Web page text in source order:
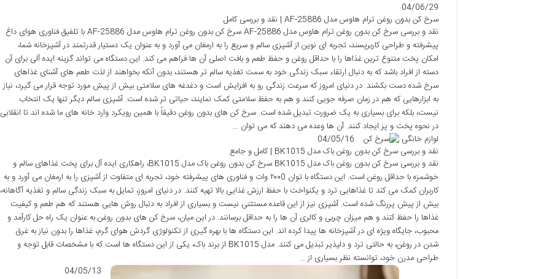
04/06/29
سرخ کن بدون روغن ترام هاوس مدل AF-25886 | نقد و بررسی کامل
نقد و بررسی سرخ کن بدون روغن ترام هاوس مدل AF-25886 سرخ کن بدون روغن ترام هاوس مدل AF-25886 با تلفیق فناوری هوای داغ
پیشرفته و طراحی کاربرپسند، تجربه ای نوین از آشپزی سالم و سریع را به ارمغان می آورد و به عنوان یک دستیار قدرتمند در آشپزخانه شما،
امکان پخت متنوع ترین غذاها را با حداقل روغن و حفظ طعم و بافت اصلی آن ها فراهم می کند. این دستگاه می تواند گزینه ایده آلی برای آن
دسته از افراد باشد که به دنبال ارتقاء سبک زندگی خود به سمت تغذیه سالم تر هستند، بدون آنکه بخواهند از لذت طعم های آشنای غذاهای
سرخ شده دست بکشند. در دنیای امروز که سرعت زندگی رو به افزایش است و دغدغه های سلامتی بیش از پیش مورد توجه قرار می گیرد، نیاز
به ابزارهایی که هم در زمان صرفه جویی کنند و هم به حفظ سلامتی کمک نمایند، حیاتی تر شده است. آشپزی سالم دیگر تنها یک انتخاب
نیست، بلکه برای بسیاری به یک ضرورت تبدیل شده است. سرخ کن های بدون روغن دقیقاً با همین رویکرد وارد خانه های ما شده اند تا انقلابی
در نحوه پخت و پز ایجاد کنند. آن ها وعده می دهند که می توان …
لوازم خانگی
04/05/16
نقد و بررسی سرخ کن بدون روغن باک مدل BK1015 | کامل و جامع
نقد و بررسی سرخ کن بدون روغن باک مدل BK1015 سرخ کن بدون روغن باک مدل BK1015، راهکاری ایده آل برای پخت غذاهای سالم و
خوشمزه با حداقل روغن است. این دستگاه با توان ۲۰۰0 وات و فناوری های پیشرفته خود، تجربه ای متفاوت از آشپزی را به ارمغان می آورد و به
کاربران کمک می کند تا غذاهایی ترد و یکنواخت با حفظ ارزش غذایی بالا تهیه کنند. در دنیای امروز، تمایل به سبک زندگی سالم و تغذیه آگاهانه،
بیش از پیش پررنگ شده است. آشپزی نیز از این قاعده مستثنی نیست و بسیاری از افراد به دنبال روش هایی هستند که هم طعم و کیفیت
غذاها را حفظ کنند و هم میزان چربی و کالری آن ها را به حداقل برسانند. در این میان، سرخ کن های بدون روغن به عنوان یک راه حل کارآمد و
محبوب، جایگاه ویژه ای در آشپزخانه ها پیدا کرده اند. این دستگاه ها با بهره گیری از تکنولوژی گردش هوای گرم، غذاها را بدون نیاز به غرق
شدن در روغن، به حالتی ترد و دلپذیر تبدیل می کنند. مدل BK1015 از برند باک، یکی از این دستگاه ها است که با مشخصات قابل توجه و
طراحی مدرن خود، توانسته نظر بسیاری از …
04/05/13